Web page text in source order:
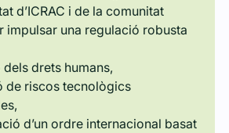
d’ICRAC i de la comunitat
impulsar una regulació robusta
drets humans,
de riscos tecnològics
d’un ordre internacional basat